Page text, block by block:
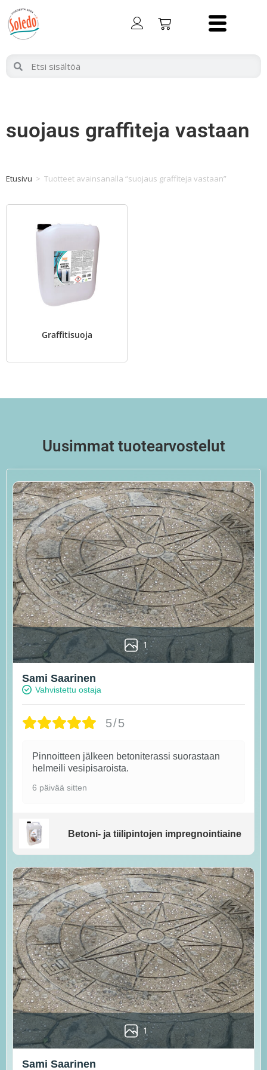
suojaus graffiteja vastaan
Etusivu > Tuotteet avainsanalla “suojaus graffiteja vastaan”
Graffitisuoja
Uusimmat tuotearvostelut
1
Sami Saarinen
Vahvistettu ostaja
5/5
Pinnoitteen jälkeen betoniterassi suorastaan
helmeili vesipisaroista.
6 päivää sitten
Betoni- ja tiilipintojen impregnointiaine
1
Sami Saarinen